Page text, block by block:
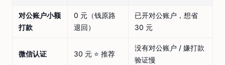
对公账户小额
打款
0 元（钱原路
退回）
已开对公账户，想省
30 元
微信认证 30 元 ⭐ 推荐
没有对公账户 / 嫌打款
验证慢